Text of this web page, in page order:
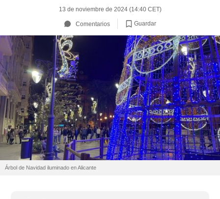
13 de noviembre de 2024 (14:40 CET)
Comentarios Guardar
Árbol de Navidad iluminado en Alicante